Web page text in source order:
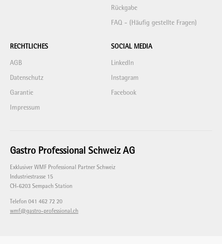
Rückgabe
FAQ - (Häufig gestellte Fragen)
RECHTLICHES
AGB
Datenschutz
Garantie
Impressum
SOCIAL MEDIA
LinkedIn
Instagram
Facebook
Gastro Professional Schweiz AG
Exklusiver WMF Professional Partner Schweiz
Industriestrasse 15
CH-6203 Sempach Station
Telefon 041 462 72 20
wmf@gastro-professional.ch